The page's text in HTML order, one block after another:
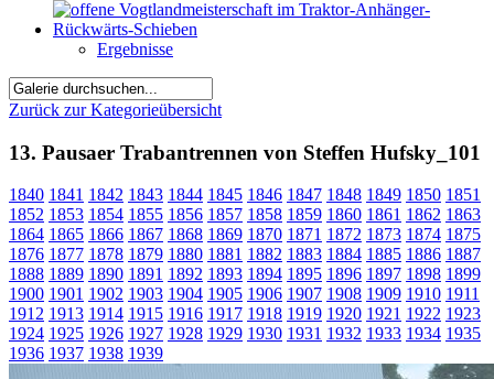
Ergebnisse
Zurück zur Kategorieübersicht
13. Pausaer Trabantrennen von Steffen Hufsky_101
1840 1841 1842 1843 1844 1845 1846 1847 1848 1849 1850 1851
1852 1853 1854 1855 1856 1857 1858 1859 1860 1861 1862 1863
1864 1865 1866 1867 1868 1869 1870 1871 1872 1873 1874 1875
1876 1877 1878 1879 1880 1881 1882 1883 1884 1885 1886 1887
1888 1889 1890 1891 1892 1893 1894 1895 1896 1897 1898 1899
1900 1901 1902 1903 1904 1905 1906 1907 1908 1909 1910 1911
1912 1913 1914 1915 1916 1917 1918 1919 1920 1921 1922 1923
1924 1925 1926 1927 1928 1929 1930 1931 1932 1933 1934 1935
1936 1937 1938 1939